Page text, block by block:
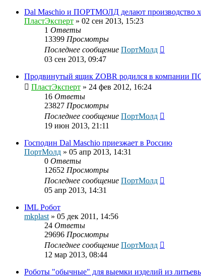
Dal Maschio и ПОРТМОЛД делают производство
ПластЭксперт » 02 сен 2013, 15:23
1 Ответы
13399 Просмотры
Последнее сообщение ПортМолд
03 сен 2013, 09:47
Продвинутый ящик ZOBR родился в компании
ПластЭксперт » 24 фев 2012, 16:24
16 Ответы
23827 Просмотры
Последнее сообщение ПортМолд
19 июн 2013, 21:11
Господин Dal Maschio приезжает в Россию
ПортМолд » 05 апр 2013, 14:31
0 Ответы
12652 Просмотры
Последнее сообщение ПортМолд
05 апр 2013, 14:31
IML Робот
mkplast» 05 дек 2011, 14:56
24 Ответы
29696 Просмотры
Последнее сообщение ПортМолд
12 мар 2013, 08:44
Роботы "обычные" для выемки изделий из